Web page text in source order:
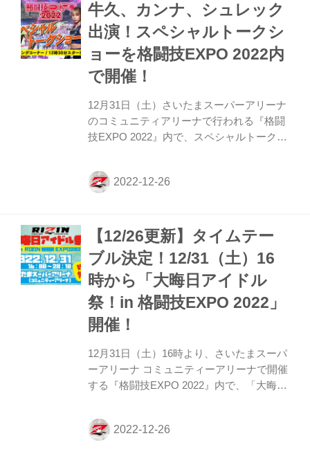
れる『格闘技EXPO 2022』内で、カラダコ
ンディショニングミツ presents RIZIN柔術
フェスティバルが開催されることが決定し
たぞ！ 会場内に設置される特設リングコー
ナーで、護身術教室やRIZINファイターや
お笑い芸人が参加するエキシビジョンマ...
牛久、カンナ、シュレック
出演！スペシャルトークシ
ョーを格闘技EXPO 2022内
で開催！
12月31日（土）さいたまスーパーアリーナ
のコミュニティアリーナで行われる『格闘
技EXPO 2022』内で、スペシャルトークシ
トークショーには牛久絢太郎、浅倉カン
ナ、関根“シュレック”秀樹が出演するぞ！
ーのトークショーを楽しもう！ スペシャル
トークショー 概要 開催日時 2022年12月31
日（土）開始 12:30（予定） 実施場所 さい
たまスーパーアリーナ コミュニティアリー
ナ 格闘技EXPO 2022 内 特設リングコーナ
ー 出演者 牛...
【12/26更新】タイムテー
ブル決定！12/31（土）16
時から「大晦日アイドル
祭！in 格闘技EXPO 2022」
開催！
12月31日（土）16時より、さいたまスーパ
ーアリーナ コミュニティーアリーナで開催
する『格闘技EXPO 2022』内で、「大晦日
されることが決定したぞ！ この「大晦日ア
イドル祭！in 格闘技EXPO 2022」は観覧無